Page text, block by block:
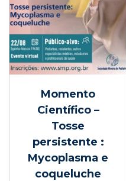
Momento
Científico –
Tosse
persistente :
Mycoplasma e
coqueluche